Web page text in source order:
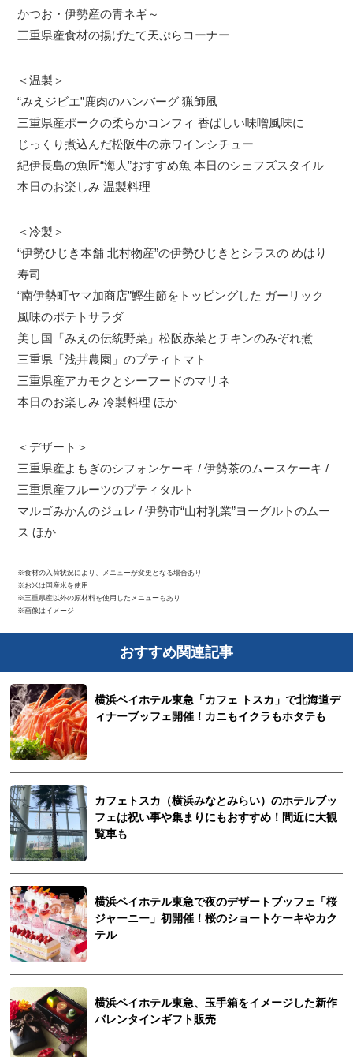
かつお・伊勢産の青ネギ～
三重県産食材の揚げたて天ぷらコーナー
＜温製＞
“みえジビエ”鹿肉のハンバーグ 猟師風
三重県産ポークの柔らかコンフィ 香ばしい味噌風味に
じっくり煮込んだ松阪牛の赤ワインシチュー
紀伊長島の魚匠“海人”おすすめ魚 本日のシェフズスタイル
本日のお楽しみ 温製料理
＜冷製＞
“伊勢ひじき本舗 北村物産”の伊勢ひじきとシラスの めはり
寿司
“南伊勢町ヤマ加商店”鰹生節をトッピングした ガーリック
風味のポテトサラダ
美し国「みえの伝統野菜」松阪赤菜とチキンのみぞれ煮
三重県「浅井農園」のプティトマト
三重県産アカモクとシーフードのマリネ
本日のお楽しみ 冷製料理 ほか
＜デザート＞
三重県産よもぎのシフォンケーキ / 伊勢茶のムースケーキ /
三重県産フルーツのプティタルト
マルゴみかんのジュレ / 伊勢市“山村乳業”ヨーグルトのムー
ス ほか
※食材の入荷状況により、メニューが変更となる場合あり
※お米は国産米を使用
※三重県産以外の原材料を使用したメニューもあり
※画像はイメージ
おすすめ関連記事
横浜ベイホテル東急「カフェ トスカ」で北海道デ
ィナーブッフェ開催！カニもイクラもホタテも
カフェトスカ（横浜みなとみらい）のホテルブッ
フェは祝い事や集まりにもおすすめ！間近に大観
覧車も
横浜ベイホテル東急で夜のデザートブッフェ「桜
ジャーニー」初開催！桜のショートケーキやカク
テル
横浜ベイホテル東急、玉手箱をイメージした新作
バレンタインギフト販売